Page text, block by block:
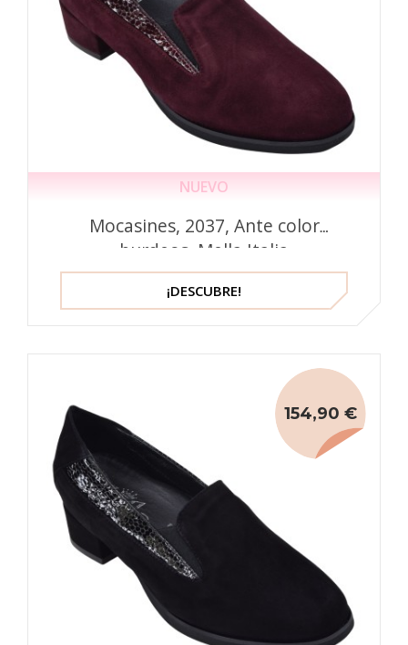
NUEVO
Mocasines, 2037, Ante color
burdeos, Mella Italia
¡DESCUBRE!
154,90 €